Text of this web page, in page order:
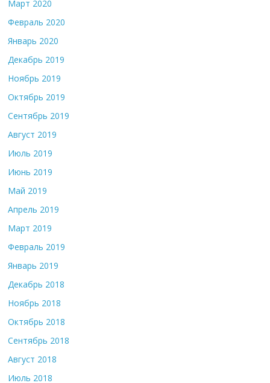
Март 2020
Февраль 2020
Январь 2020
Декабрь 2019
Ноябрь 2019
Октябрь 2019
Сентябрь 2019
Август 2019
Июль 2019
Июнь 2019
Май 2019
Апрель 2019
Март 2019
Февраль 2019
Январь 2019
Декабрь 2018
Ноябрь 2018
Октябрь 2018
Сентябрь 2018
Август 2018
Июль 2018